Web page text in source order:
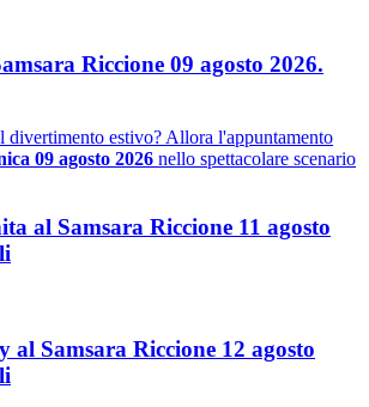
Riccione 09 agosto 2026.
divertimento estivo? Allora l'appuntamento
09 agosto 2026 nello spettacolare scenario
al Samsara Riccione 11 agosto
al Samsara Riccione 12 agosto